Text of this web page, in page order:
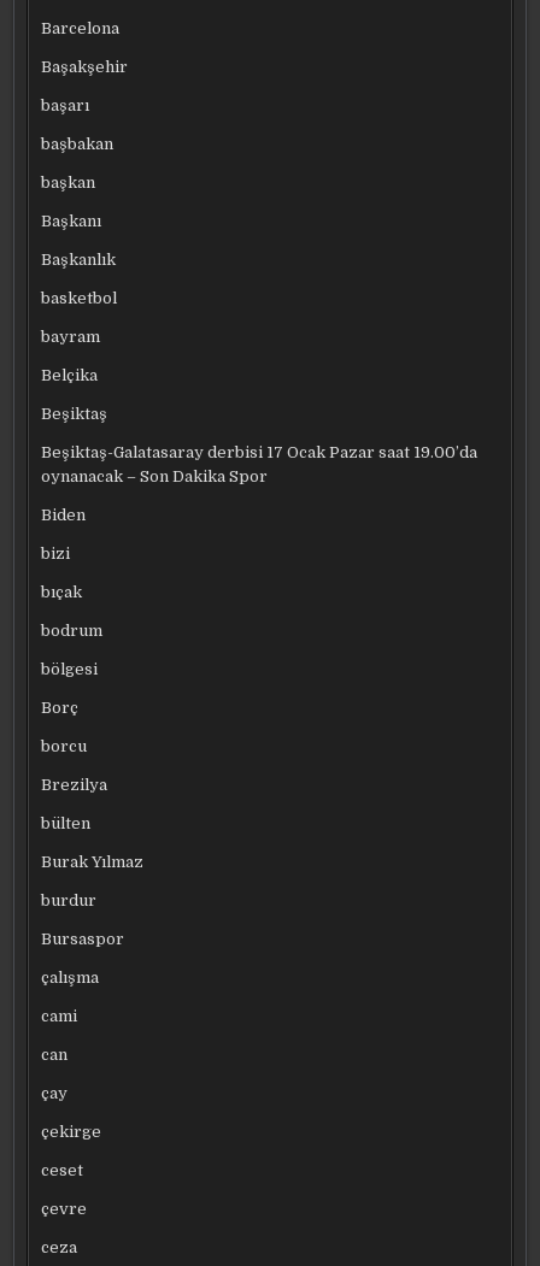
Barcelona
Başakşehir
başarı
başbakan
başkan
Başkanı
Başkanlık
basketbol
bayram
Belçika
Beşiktaş
Beşiktaş-Galatasaray derbisi 17 Ocak Pazar saat 19.00’da
oynanacak – Son Dakika Spor
Biden
bizi
bıçak
bodrum
bölgesi
Borç
borcu
Brezilya
bülten
Burak Yılmaz
burdur
Bursaspor
çalışma
cami
can
çay
çekirge
ceset
çevre
ceza